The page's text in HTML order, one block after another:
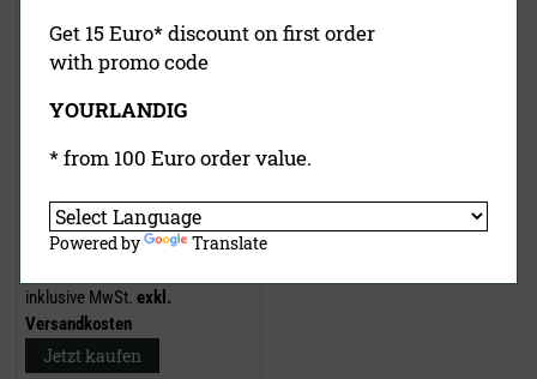
150,00 €(UVP)
inklusive MwSt. exkl.
Versandkosten
Jetzt kaufen
Get 15 Euro* discount on first order
with promo code
YOURLANDIG
* from 100 Euro order value.
Powered by Translate